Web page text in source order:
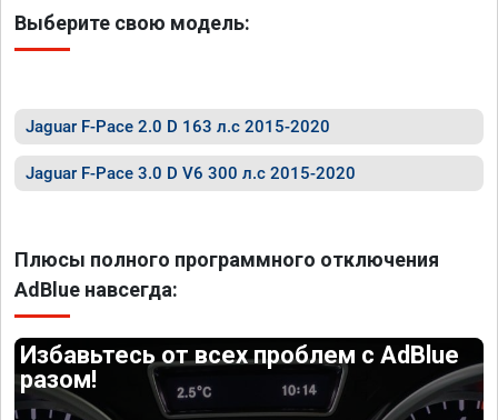
Выберите свою модель:
Jaguar F-Pace 2.0 D 163 л.с 2015-2020
Jaguar F-Pace 3.0 D V6 300 л.с 2015-2020
Плюсы полного программного отключения
AdBlue навсегда:
Избавьтесь от всех проблем с AdBlue
разом!